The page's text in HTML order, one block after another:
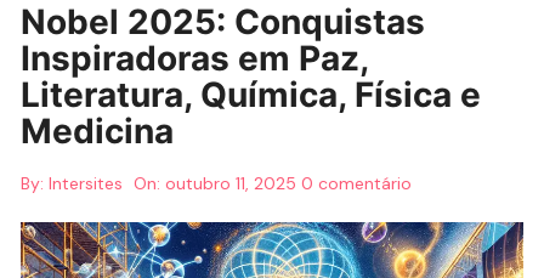
Nobel 2025: Conquistas
Inspiradoras em Paz,
Literatura, Química, Física e
Medicina
By: Intersites On:outubro 11, 2025 0 comentário